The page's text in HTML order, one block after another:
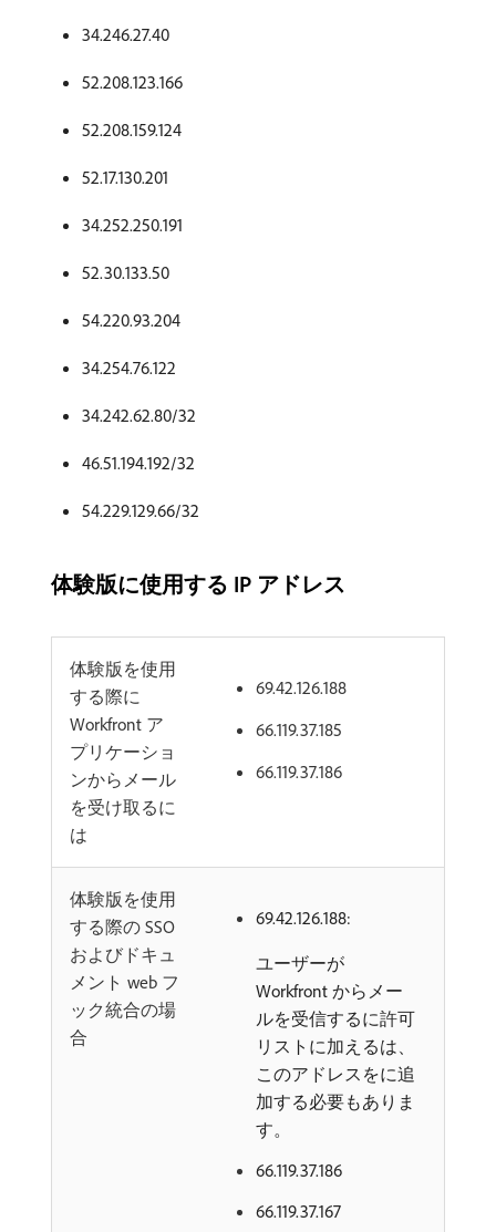
34.246.27.40
52.208.123.166
52.208.159.124
52.17.130.201
34.252.250.191
52.30.133.50
54.220.93.204
34.254.76.122
34.242.62.80/32
46.51.194.192/32
54.229.129.66/32
体験版に使用する IP アドレス
体験版を使用
する際に
Workfront ア
プリケーショ
ンからメール
を受け取るに
は
69.42.126.188
66.119.37.185
66.119.37.186
体験版を使用
する際の SSO
およびドキュ
メント web フ
ック統合の場
合
69.42.126.188:
ユーザーが
Workfront からメー
ルを受信するに許可
リストに加えるは、
このアドレスをに追
加する必要もありま
す。
66.119.37.186
66.119.37.167